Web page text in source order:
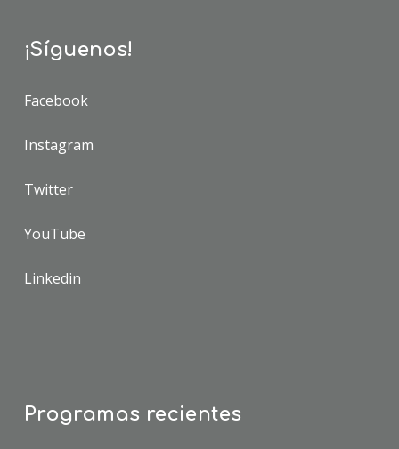
¡Síguenos!
Facebook
Instagram
Twitter
YouTube
Linkedin
Programas recientes